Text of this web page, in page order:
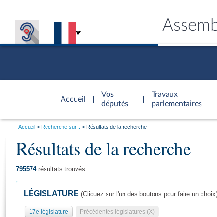
Accueil
d'accueil
Vos
députés
Travaux
parlementaires
Général
Vous
Accueil Recherche sur... Résultats de la recherche
Résultats de la recherche
795574résultats trouvés
LÉGISLATURE (Cliquez sur l'un des boutons pour faire un choix)
17e législature Précédentes législatures (X)